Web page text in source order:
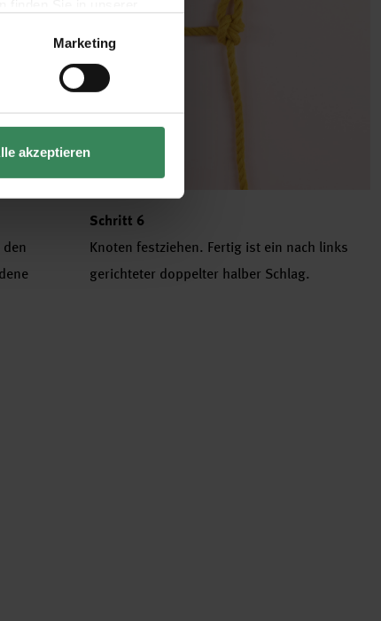
Marketing
akzeptieren
Schritt 6
Knoten festziehen. Fertig ist ein nach links
gerichteter doppelter halber Schlag.